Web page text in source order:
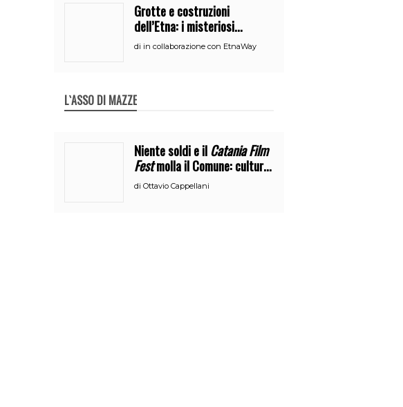
Grotte e costruzioni
dell’Etna: i misteriosi
nascondigli del vulcano
di in collaborazione con EtnaWay
L`ASSO DI MAZZE
Niente soldi e ilCatania Film
Festmolla il Comune: cultura
o broru di ciciri?
di Ottavio Cappellani